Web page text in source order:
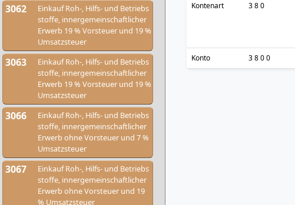
3062
Einkauf Roh-, Hilfs- und Betriebs
stoffe, innergemeinschaftlicher
Erwerb 19 % Vorsteuer und 19 %
Umsatzsteuer
3063
Einkauf Roh-, Hilfs- und Betriebs
stoffe, innergemeinschaftlicher
Erwerb 19 % Vorsteuer und 19 %
Umsatzsteuer
3066
Einkauf Roh-, Hilfs- und Betriebs
stoffe, innergemeinschaftlicher
Erwerb ohne Vorsteuer und 7 %
Umsatzsteuer
3067
Einkauf Roh-, Hilfs- und Betriebs
stoffe, innergemeinschaftlicher
Erwerb ohne Vorsteuer und 19
% Umsatzsteuer
Kontenart 3 8 0
Konto 3 8 0 0